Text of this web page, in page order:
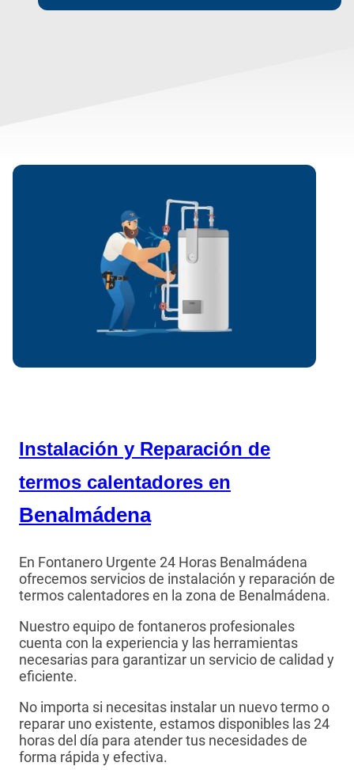
Instalación y Reparación de
termos calentadores en
Benalmádena
En Fontanero Urgente 24 Horas Benalmádena
ofrecemos servicios de instalación y reparación de
termos calentadores en la zona de Benalmádena.
Nuestro equipo de fontaneros profesionales
cuenta con la experiencia y las herramientas
necesarias para garantizar un servicio de calidad y
eficiente.
No importa si necesitas instalar un nuevo termo o
reparar uno existente, estamos disponibles las 24
horas del día para atender tus necesidades de
forma rápida y efectiva.